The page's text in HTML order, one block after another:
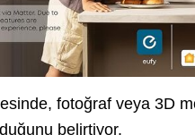
fotoğraf veya 3D
belirtiyor.